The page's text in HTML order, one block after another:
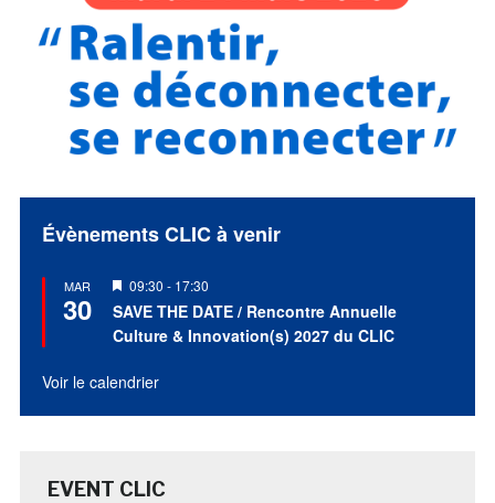
Évènements CLIC à venir
MAR
30
Mis
en
avant
09:30 - 17:30
SAVE THE DATE / Rencontre Annuelle
Culture & Innovation(s) 2027 du CLIC
Voir le calendrier
EVENT CLIC